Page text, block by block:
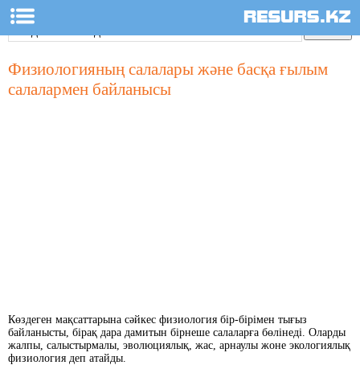
Физиологияның салалары және басқа ғылым
салалармен байланысы
Көздеген мақсаттарына сәйкес физиология бір-бірімен тығыз
байланысты, бірақ дара дамитын бірнеше салаларға бөлінеді. Оларды
жалпы, салыстырмалы, эволюциялық, жас, арнаулы жоне экологиялық
физиология деп атайды.